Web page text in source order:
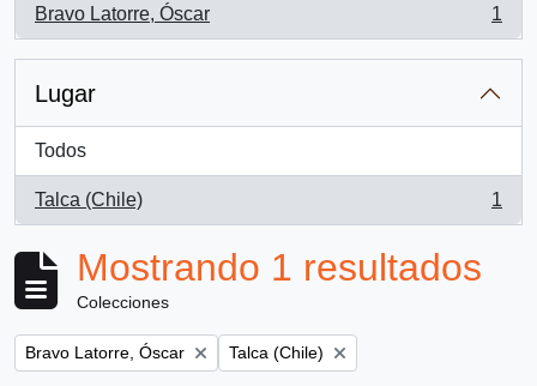
Bravo Latorre, Óscar
, 1 resultados
1
Lugar
Todos
Talca (Chile)
, 1 resultados
1
Mostrando 1 resultados
Colecciones
Remove filter:
Bravo Latorre, Óscar Remove filter:
Talca (Chile)